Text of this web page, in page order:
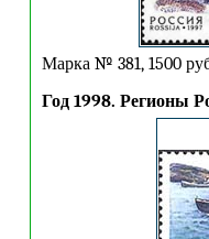
Марка № 381, 1500
Год 1998. Регионы